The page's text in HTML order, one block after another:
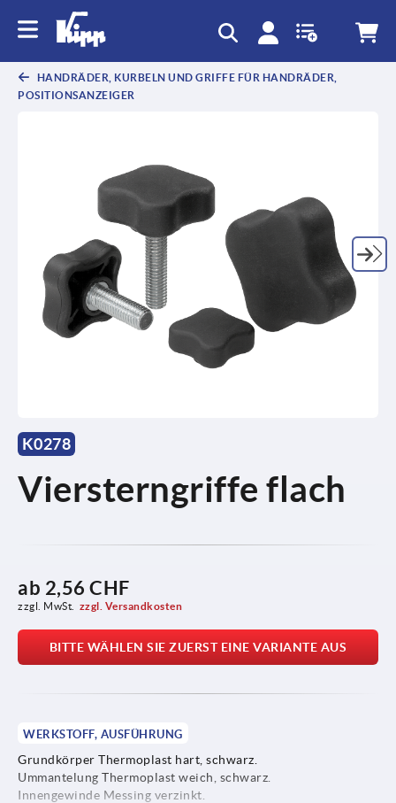
HANDRÄDER, KURBELN UND GRIFFE FÜR HANDRÄDER,
POSITIONSANZEIGER
K0278
Viersterngriffe flach
ab 2,56 CHF
zzgl. MwSt. zzgl. Versandkosten
BITTE WÄHLEN SIE ZUERST EINE VARIANTE AUS
WERKSTOFF, AUSFÜHRUNG
Grundkörper Thermoplast hart, schwarz.
Ummantelung Thermoplast weich, schwarz.
Innengewinde Messing verzinkt.